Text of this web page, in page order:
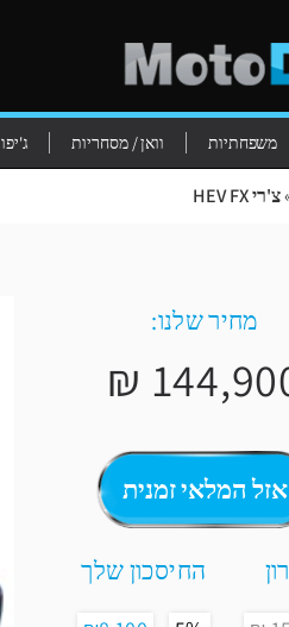
משפחתיות וואן / מסחריות
צ'רי HEV FX
מחיר שלנו:
144,900
אזל המלאי זמנית
החיסכון שלך